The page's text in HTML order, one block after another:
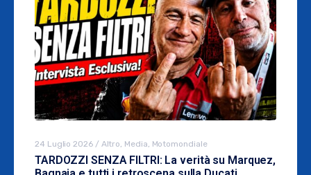
24 Luglio 2026 / Altro, Media, Motomondiale
TARDOZZI SENZA FILTRI: La verità su Marquez,